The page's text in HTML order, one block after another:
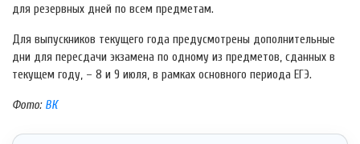
для резервных дней по всем предметам.
Для выпускников текущего года предусмотрены дополнительные
дни для пересдачи экзамена по одному из предметов, сданных в
текущем году, – 8 и 9 июля, в рамках основного периода ЕГЭ.
Фото: ВК